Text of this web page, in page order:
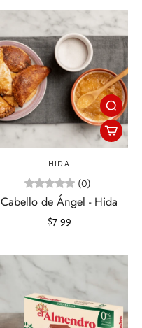
HIDA
(0)
Cabello de Ángel - Hida
$7.99